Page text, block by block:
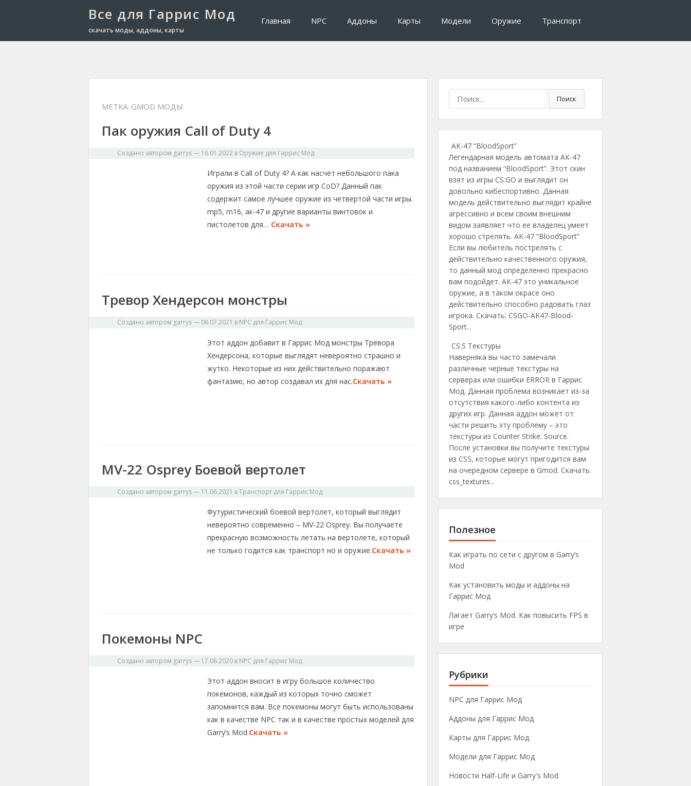
Все для Гаррис Мод
скачать моды, аддоны, карты
Главная NPC Аддоны Карты Модели Оружие Транспорт
МЕТКА: GMOD МОДЫ
Пак оружия Call of Duty 4
Создано автором garrys— 16.01.2022 в Оружие для Гаррис Мод
Играли в Call of Duty 4? А как насчет небольшого пака
оружия из этой части серии игр CoD? Данный пак
содержит самое лучшее оружие из четвертой части игры.
mp5, m16, ак-47 и другие варианты винтовок и
пистолетов для… Скачать »
Тревор Хендерсон монстры
Создано автором garrys— 08.07.2021 в NPC для Гаррис Мод
Этот аддон добавит в Гаррис Мод монстры Тревора
Хендерсона, которые выглядят невероятно страшно и
жутко. Некоторые из них действительно поражают
фантазию, но автор создавал их для нас.Скачать »
MV-22 Osprey Боевой вертолет
Создано автором garrys— 11.06.2021 вТранспорт для Гаррис Мод
Футуристический боевой вертолет, который выглядит
невероятно современно – MV-22 Osprey. Вы получаете
прекрасную возможность летать на вертолете, который
не только годится как транспорт но и оружие.Скачать »
Покемоны NPC
Создано автором garrys— 17.08.2020 в NPC для Гаррис Мод
Этот аддон вносит в игру большое количество
покемонов, каждый из которых точно сможет
запомнится вам. Все покемоны могут быть использованы
как в качестве NPC так и в качестве простых моделей для
Garry’s Mod.Скачать »
о
и
с
Поиск
AK-47 “BloodSport”
Легендарная модель автомата АК-47
под названием “BloodSport”. Этот скин
взят из игры CS:GO и выглядит он
довольно кибеспортивно. Данная
модель действительно выглядит крайне
агрессивно и всем своим внешним
видом заявляет что ее владелец умеет
хорошо стрелять. AK-47 “BloodSport”
Если вы любитель пострелять с
действительно качественного оружия,
то данный мод определенно прекрасно
вам подойдет. АК-47 это уникальное
оружие, а в таком окрасе оно
действительно способно радовать глаз
игрока. Скачать: CSGO-AK47-Blood-
Sport...
CS:S Текстуры
Наверняка вы часто замечали
различные черные текстуры на
серверах или ошибки ERROR в Гаррис
Мод. Данная проблема возникает из-за
отсутствия какого-либо контента из
других игр. Данная аддон может от
части решить эту проблему – это
текстуры из Counter Strike: Source.
После установки вы получите текстуры
из CSS, которые могут пригодится вам
на очередном сервере в Gmod. Скачать:
css_textures...
Полезное
Как играть по сети с другом в Garry’s
Mod
Как установить моды и аддоны на
Гаррис Мод
Лагает Garry’s Mod. Как повысить FPS в
игре
Рубрики
NPC для Гаррис Мод
Аддоны для Гаррис Мод
Карты для Гаррис Мод
Модели для Гаррис Мод
Новости Half-Life и Garry's Mod